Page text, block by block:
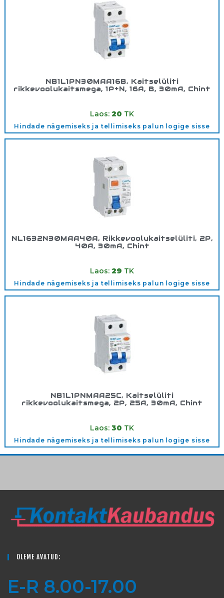
NB1L1PN30MAA16B, Kaitselüliti
rikkevoolukaitsmega, 1P+N, 16A, B, 30mA, Chint
Laos: 20 TK
Hindade nägemiseks ja tellimiseks palun logige sisse
NL1632N30MAA40A, Rikkevoolukaitselüliti, 2P,
40A, 30mA, Chint
Laos: 29 TK
Hindade nägemiseks ja tellimiseks palun logige sisse
NB1L1PNMAA25C, Kaitselüliti
rikkevoolukaitsmega, 2P, 25A, 30mA, Chint
Laos: 30 TK
Hindade nägemiseks ja tellimiseks palun logige sisse
OLEME AVATUD:
E-R 8.00-17.00